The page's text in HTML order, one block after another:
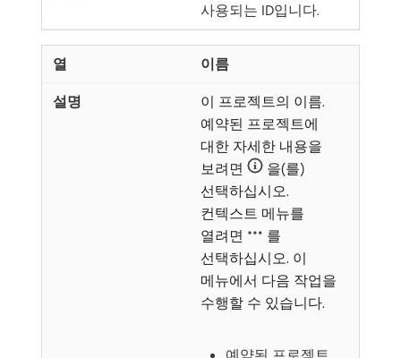
사용되는 ID입니다.
이름
이 프로젝트의 이름.
예약된 프로젝트에
대한 자세한 내용을
보려면
을(를)
선택하십시오.
컨텍스트 메뉴를
열려면
를
선택하십시오. 이
메뉴에서 다음 작업을
수행할 수 있습니다.